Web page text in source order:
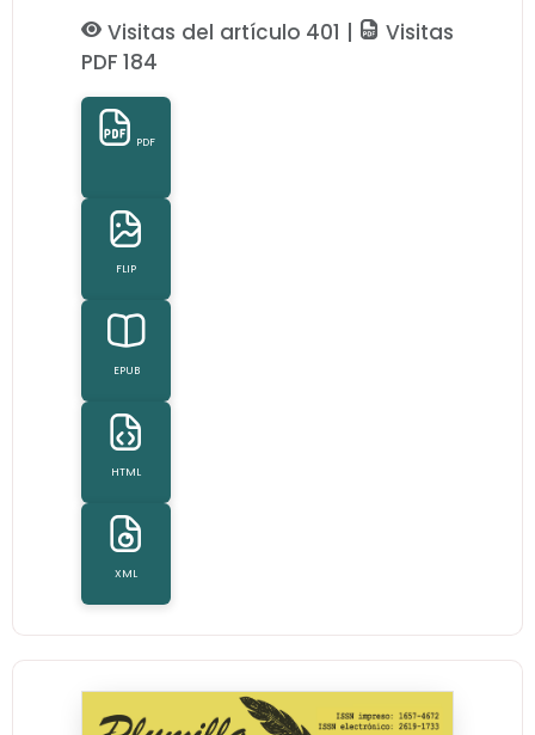
Visitas del artículo 401 |
Visitas
PDF 184
PDF
FLIP
EPUB
HTML
XML